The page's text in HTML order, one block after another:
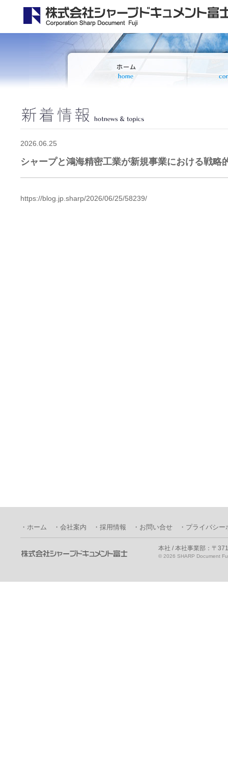
2026.06.25
シャープと鴻海精密工業が新規事業における戦略
https://blog.jp.sharp/2026/06/25/58239/
・ホーム ・会社案内 ・採用情報 ・お問い合せ ・プライバシ
本社 / 本社事業部：〒
© 2026 SHARP Document